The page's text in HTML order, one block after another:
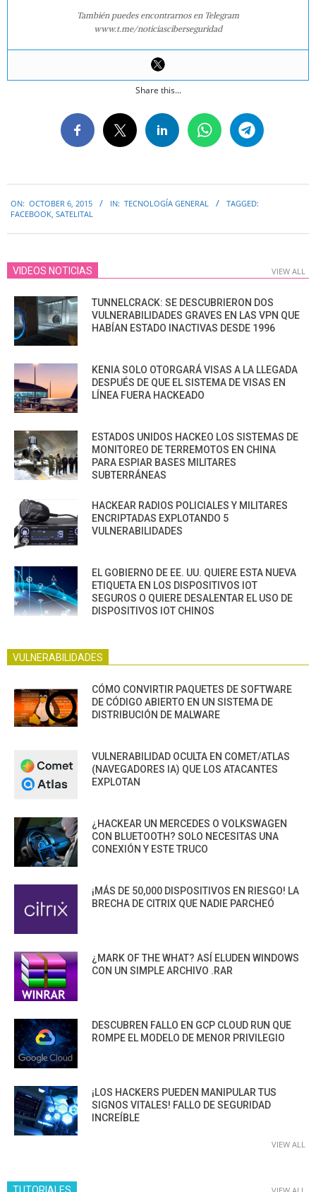
También puedes encontrarnos en Telegram
www.t.me/noticiasciberseguridad
Share this...
10-
ON: OCTOBER 6, 2015 IN: TECNOLOGÍA GENERAL
TAGGED:
FACEBOOK, SATELITAL
VIDEOS NOTICIAS VIEW ALL
TUNNELCRACK: SE DESCUBRIERON DOS
VULNERABILIDADES GRAVES EN LAS VPN QUE
HABÍAN ESTADO INACTIVAS DESDE 1996
KENIA SOLO OTORGARÁ VISAS A LA LLEGADA
DESPUÉS DE QUE EL SISTEMA DE VISAS EN
LÍNEA FUERA HACKEADO
ESTADOS UNIDOS HACKEO LOS SISTEMAS DE
MONITOREO DE TERREMOTOS EN CHINA
PARA ESPIAR BASES MILITARES
SUBTERRÁNEAS
HACKEAR RADIOS POLICIALES Y MILITARES
ENCRIPTADAS EXPLOTANDO 5
VULNERABILIDADES
EL GOBIERNO DE EE. UU. QUIERE ESTA NUEVA
ETIQUETA EN LOS DISPOSITIVOS IOT
SEGUROS O QUIERE DESALENTAR EL USO DE
DISPOSITIVOS IOT CHINOS
VULNERABILIDADES
CÓMO CONVIRTIR PAQUETES DE SOFTWARE
DE CÓDIGO ABIERTO EN UN SISTEMA DE
DISTRIBUCIÓN DE MALWARE
VULNERABILIDAD OCULTA EN COMET/ATLAS
(NAVEGADORES IA) QUE LOS ATACANTES
EXPLOTAN
¿HACKEAR UN MERCEDES O VOLKSWAGEN
CON BLUETOOTH? SOLO NECESITAS UNA
CONEXIÓN Y ESTE TRUCO
¡MÁS DE 50,000 DISPOSITIVOS EN RIESGO! LA
BRECHA DE CITRIX QUE NADIE PARCHEÓ
¿MARK OF THE WHAT? ASÍ ELUDEN WINDOWS
CON UN SIMPLE ARCHIVO .RAR
DESCUBREN FALLO EN GCP CLOUD RUN QUE
ROMPE EL MODELO DE MENOR PRIVILEGIO
¡LOS HACKERS PUEDEN MANIPULAR TUS
SIGNOS VITALES! FALLO DE SEGURIDAD
INCREÍBLE
VIEW ALL